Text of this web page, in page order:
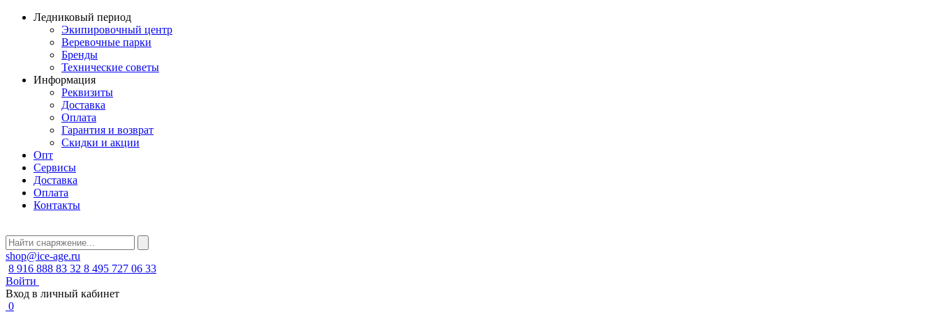
Ледниковый период
Экипировочный центр
Веревочные парки
Бренды
Технические советы
Информация
Реквизиты
Доставка
Оплата
Гарантия и возврат
Скидки и акции
Опт
Сервисы
Доставка
Оплата
Контакты
shop@ice-age.ru
8 916 888 83 32 8 495 727 06 33
Войти
Вход в личный кабинет
0